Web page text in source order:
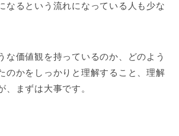
なるという流れになっている人も少な
な価値観を持っているのか、どのよう
のかをしっかりと理解すること、理解
、まずは大事です。